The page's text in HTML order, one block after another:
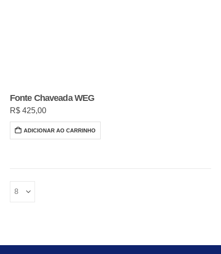
Fonte Chaveada WEG
R$ 425,00
ADICIONAR AO CARRINHO